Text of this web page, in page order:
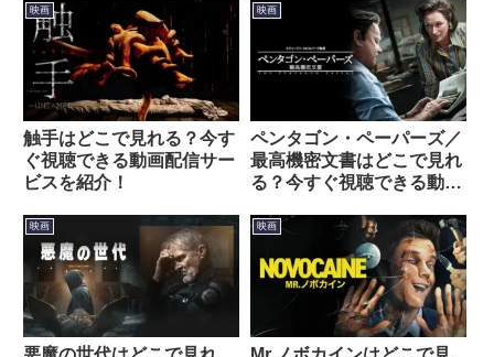
聴できる動画配信サービス
映画
触手はどこで見れる？今す
ぐ視聴できる動画配信サー
ビスを紹介！
映画
ペンタゴン・ペーパーズ／
最高機密文書はどこで見れ
る？今すぐ視聴できる動画
映画 映画